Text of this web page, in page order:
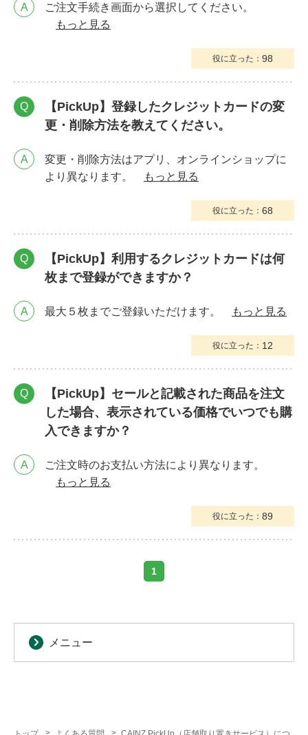
A
ご注文手続き画面から選択してください。
もっと見る
役に立った： 98
Q
【PickUp】登録したクレジットカードの変
更・削除方法を教えてください。
A
変更・削除方法はアプリ、オンラインショップに
より異なります。
もっと見る
役に立った： 68
Q
【PickUp】利用するクレジットカードは何
枚まで登録ができますか？
A 最大５枚までご登録いただけます。 もっと見る
役に立った： 12
Q
【PickUp】セールと記載された商品を注文
した場合、表示されている価格でいつでも購
入できますか？
A
ご注文時のお支払い方法により異なります。
もっと見る
役に立った： 89
1
メニュー